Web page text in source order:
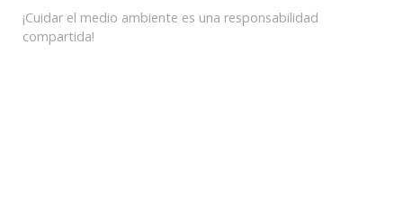
¡Cuidar el medio ambiente es una responsabilidad
compartida!